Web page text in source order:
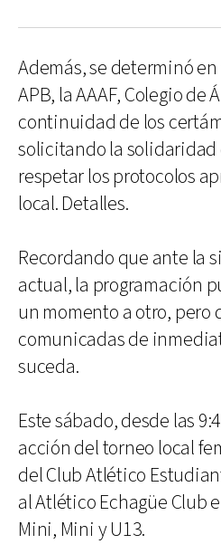
Además, se determinó
APB, la AAAF, Colegio de
continuidad de los
solicitando la solidaridad
respetar los protocolos
local. Detalles.
Recordando que ante la
actual, la programación
un momento a otro, pero
comunicadas de
suceda.
Este sábado, desde las
acción del torneo local
del Club Atlético
al Atlético Echagüe Club
Mini, Mini y U13.